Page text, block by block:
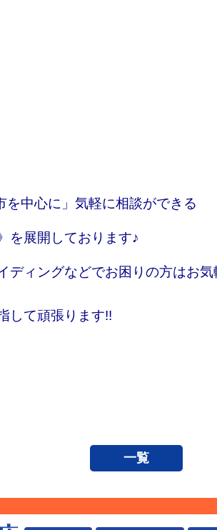
を中心に」気軽に相談ができる
展開しております♪
ィングなどでお困りの方はお気
頑張ります!!
一覧